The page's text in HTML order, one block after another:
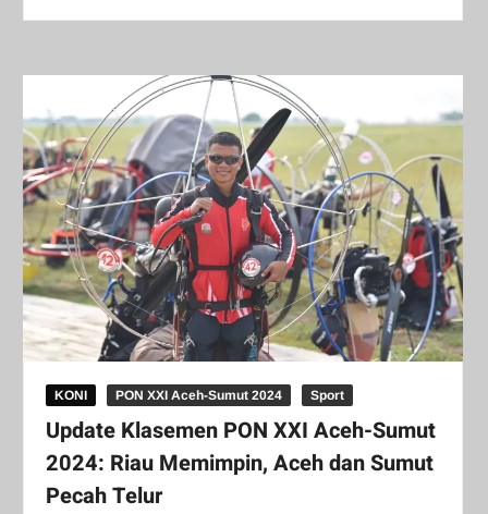
KONI PON XXI Aceh-Sumut 2024 Sport
Update Klasemen PON XXI Aceh-Sumut
2024: Riau Memimpin, Aceh dan Sumut
Pecah Telur